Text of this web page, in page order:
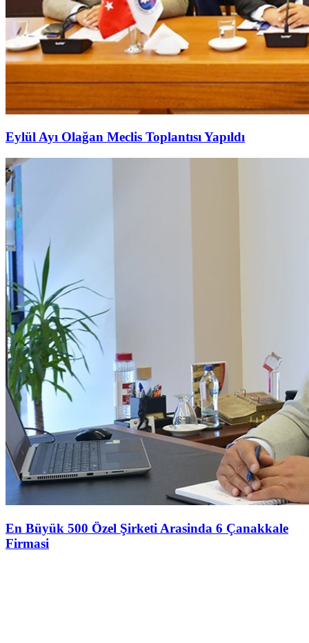
Eylül Ayı Olağan Meclis Toplantısı Yapıldı
En Büyük 500 Özel Şirketi Arasinda 6 Çanakkale
Firmasi